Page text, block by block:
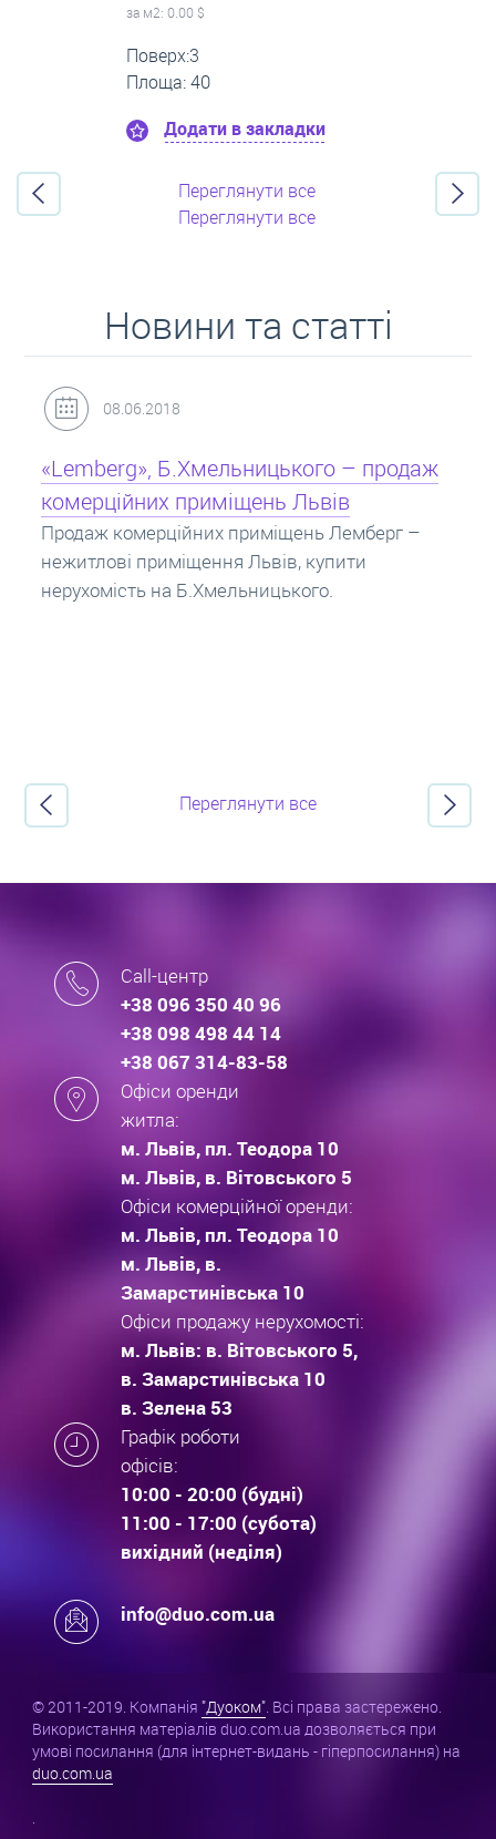
за м2: 0.00 $
Поверх:11
Площа: 55
Додати в закладки
Переглянути все
Переглянути все
Новини та статті
31.05.2018
Кредит під заставу нерухомості: іпотека
Іпотека на квартиру – кредит на житло під
заставу нерухомості. Купити в іпотеку – що
потрібно знати? Консультація від Експертів
про іпотечні кредити.
Переглянути все
Call-центр
+38 096 350 40 96
+38 098 498 44 14
+38 067 314-83-58
Офіси оренди
житла:
м. Львів, пл. Теодора 10
м. Львів, в. Вітовського 5
Офіси комерційної оренди:
м. Львів, пл. Теодора 10
м. Львів, в.
Замарстинівська 10
Офіси продажу нерухомості:
м. Львів: в. Вітовського 5,
в. Замарстинівська 10
в. Зелена 53
Графік роботи
офісів:
10:00 - 20:00 (будні)
11:00 - 17:00 (субота)
вихідний (неділя)
info@duo.com.ua
© 2011-2019. Компанія "Дуоком". Всі права застережено.
Використання матеріалів duo.com.ua дозволяється при
умові посилання (для інтернет-видань - гіперпосилання) на
duo.com.ua
.